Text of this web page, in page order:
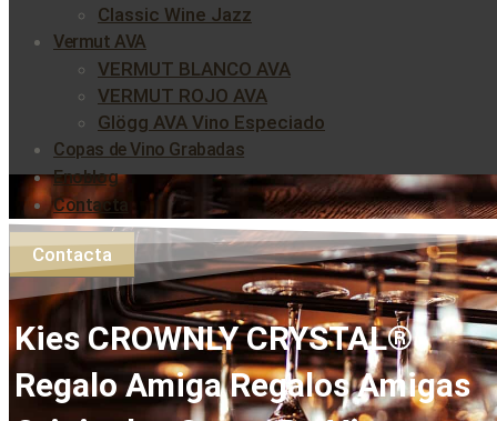
Classic Wine Jazz
Vermut AVA
VERMUT BLANCO AVA
VERMUT ROJO AVA
Glögg AVA Vino Especiado
Copas de Vino Grabadas
Enoblog
Contacta
Contacta
Kies CROWNLY CRYSTAL®
Regalo Amiga Regalos Amigas